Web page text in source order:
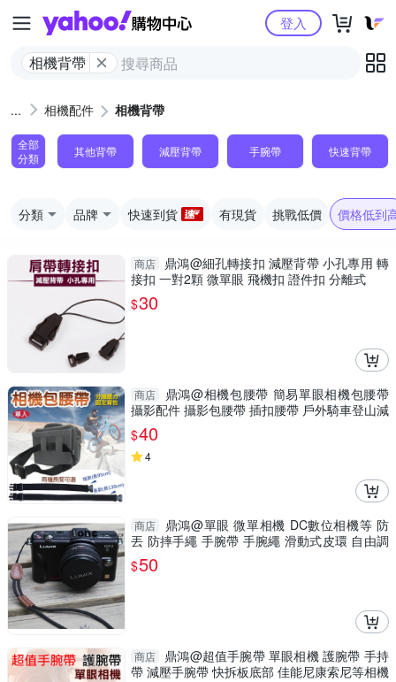
Yahoo購物中心
相機背帶
登入
相機配件 相機背帶
全部
分類
其他背帶 減壓背帶 手腕帶 快速背帶
分類 品牌 快速到貨 有現貨 挑戰低價 價格低到
商店
鼎鴻@細孔轉接扣 減壓背帶 小孔專用 轉
接扣 一對2顆 微單眼 飛機扣 證件扣 分離式
$30
商店
鼎鴻@相機包腰帶 簡易單眼相機包腰帶
攝影配件 攝影包腰帶 插扣腰帶 戶外騎車登山減
壓帶
$40
4
商店
鼎鴻@單眼 微單相機 DC數位相機等 防
丟 防摔手繩 手腕帶 手腕繩 滑動式皮環 自由調
整手腕的寬度
$50
商店
鼎鴻@超值手腕帶 單眼相機 護腕帶 手持
帶 減壓手腕帶 快拆板底部 佳能尼康索尼等相機